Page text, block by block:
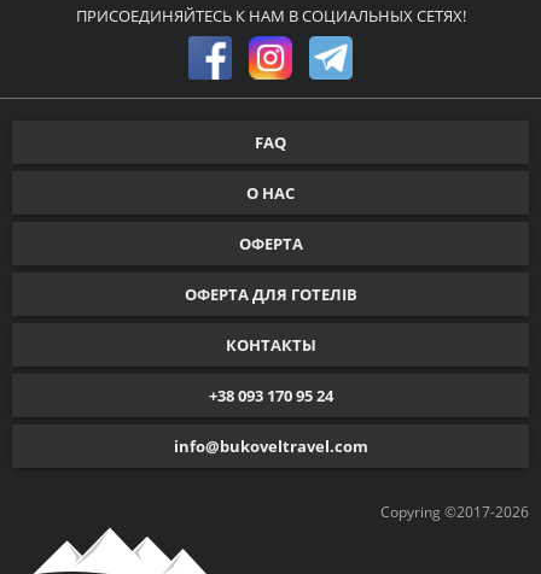
ПРИСОЕДИНЯЙТЕСЬ К НАМ В СОЦИАЛЬНЫХ СЕТЯХ!
Copyring ©2017-2026
FAQ
О НАС
ОФЕРТА
ОФЕРТА ДЛЯ ГОТЕЛІВ
КОНТАКТЫ
+38 093 170 95 24
info@bukoveltravel.com